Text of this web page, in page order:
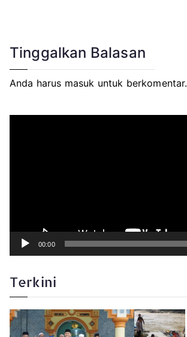
Tinggalkan Balasan
Anda harus masuk untuk berkomentar.
P
00:00
Terkini